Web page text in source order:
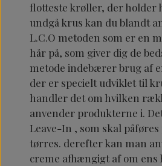
flotteste krøller, der holder
undgå krus kan du blandt
L.C.O metoden som er en
hår på, som giver dig de
metode indebærer brug af
der er specielt udviklet til
handler det om hvilken
anvender produkterne i.
Leave-In , som skal
tørres. derefter kan man
creme afhængigt af om ens